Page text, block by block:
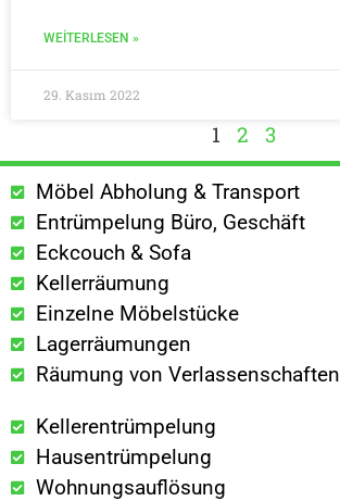
WEITERLESEN »
29. Kasım 2022
1 2 3
Möbel Abholung & Transport
Entrümpelung Büro, Geschäft
Eckcouch & Sofa
Kellerräumung
Einzelne Möbelstücke
Lagerräumungen
Räumung von Verlassenschaften
Kellerentrümpelung
Hausentrümpelung
Wohnungsauflösung